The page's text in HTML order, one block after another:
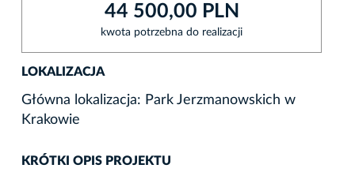
44 500,00 PLN
kwota potrzebna do realizacji
LOKALIZACJA
Główna lokalizacja: Park Jerzmanowskich w
Krakowie
KRÓTKI OPIS PROJEKTU